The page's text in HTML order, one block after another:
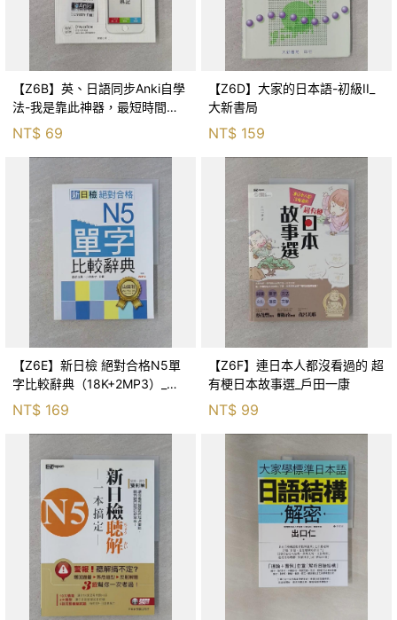
【Z6B】英、日語同步Anki自學
法-我是靠此神器，最短時間通
過_簡群
NT$ 69
【Z6D】大家的日本語-初級II_
大新書局
NT$ 159
【Z6E】新日檢 絕對合格N5單
字比較辭典（18K+2MP3）_吉
松由美, 小池直子
NT$ 169
【Z6F】連日本人都沒看過的 超
有梗日本故事選_戶田一康
NT$ 99